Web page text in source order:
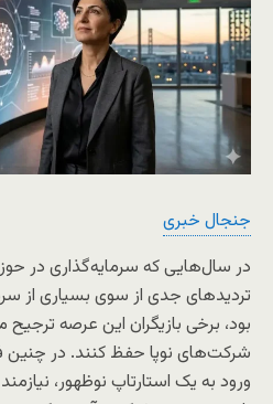
جنجال خبری
در سال‌هایی که سرمایه‌گذاری در
تردیدهای جدی از سوی بسیاری از
بود، برخی بازیگران این عرصه ترجیح
شرکت‌های نوپا حفظ کنند. در چنین
ورود به یک استارتاپ نوظهور،